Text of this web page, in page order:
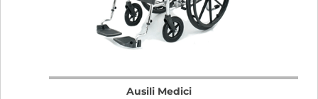
Ausili Medici